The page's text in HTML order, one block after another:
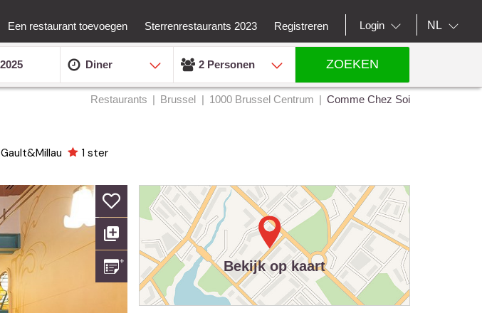
Een restaurant toevoegen Sterrenrestaurants 2023 Registreren Login NL
Diner 2 Personen ZOEKEN
Restaurants Brussel 1000 Brussel Centrum Comme Chez Soi
Gault&Millau 1 ster
Bekijk op kaart